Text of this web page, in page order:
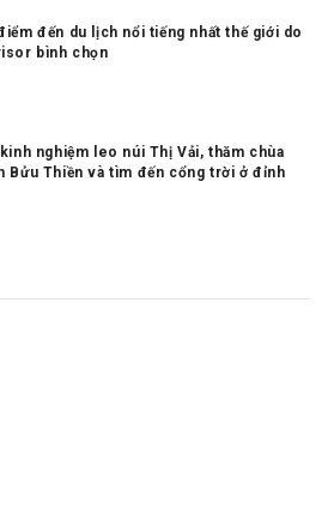
đến du lịch nổi tiếng nhất thế giới do
bình chọn
nghiệm leo núi Thị Vải, thăm chùa
Bửu Thiền và tìm đến cổng trời ở đỉnh